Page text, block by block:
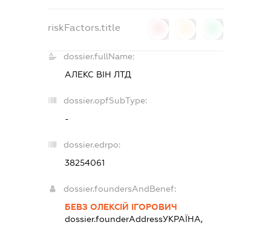
riskFactors.title
dossier.fullName:
АЛЕКС ВІН ЛТД
dossier.opfSubType:
-
dossier.edrpo:
38254061
dossier.foundersAndBenef:
БЕВЗ ОЛЕКСІЙ ІГОРОВИЧ
dossier.founderAddressУКРАЇНА,